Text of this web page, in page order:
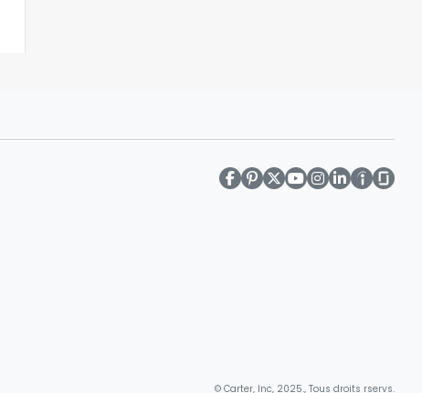
© Carter, Inc, 2025., Tous droits rservs.